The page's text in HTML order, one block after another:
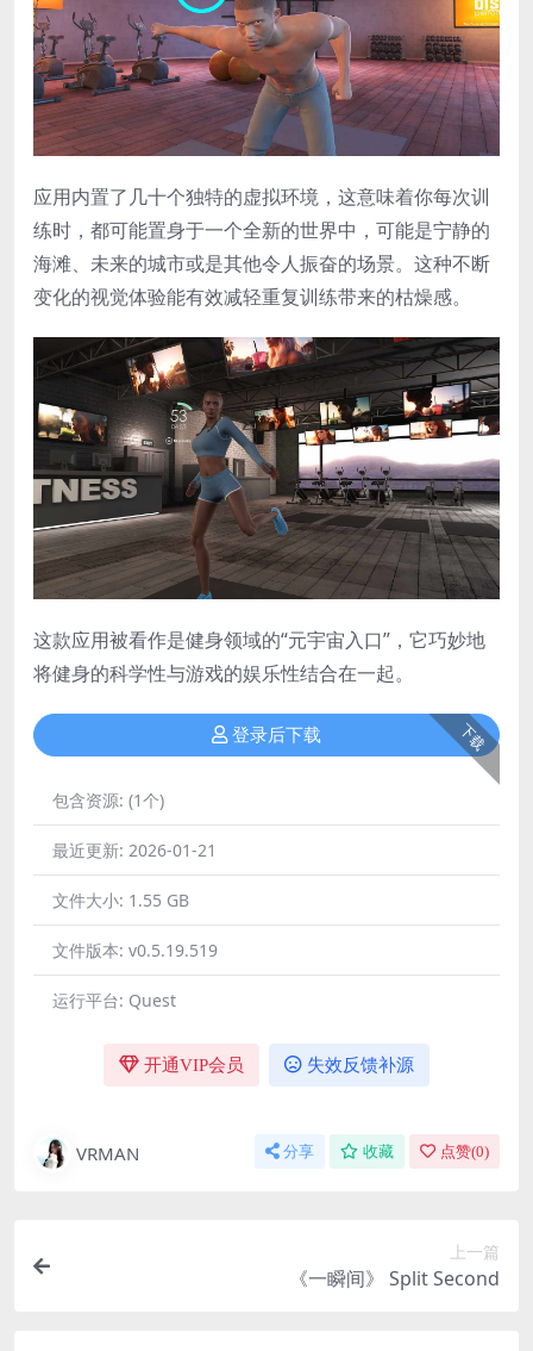
应用内置了几十个独特的虚拟环境，这意味着你每次训
练时，都可能置身于一个全新的世界中，可能是宁静的
海滩、未来的城市或是其他令人振奋的场景。这种不断
变化的视觉体验能有效减轻重复训练带来的枯燥感。
这款应用被看作是健身领域的“元宇宙入口”，它巧妙地
将健身的科学性与游戏的娱乐性结合在一起。
下载
登录后下载
包含资源: (1个)
最近更新: 2026-01-21
文件大小: 1.55 GB
文件版本: v0.5.19.519
运行平台: Quest
开通VIP会员 失效反馈补源
VRMAN 分享 收藏 点赞(0)
上一篇
《一瞬间》 Split Second